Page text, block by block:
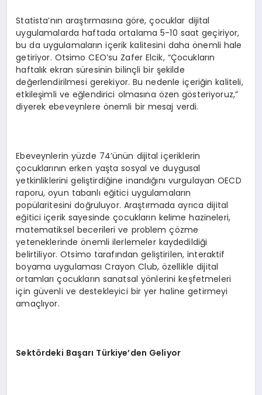
Statista’nın araştırmasına göre, çocuklar dijital
uygulamalarda haftada ortalama 5-10 saat geçiriyor,
bu da uygulamaların içerik kalitesini daha önemli hale
getiriyor. Otsimo CEO’su Zafer Elcik, “Çocukların
haftalık ekran süresinin bilinçli bir şekilde
değerlendirilmesi gerekiyor. Bu nedenle içeriğin kaliteli,
etkileşimli ve eğlendirici olmasına özen gösteriyoruz,”
diyerek ebeveynlere önemli bir mesaj verdi.
Ebeveynlerin yüzde 74’ünün dijital içeriklerin
çocuklarının erken yaşta sosyal ve duygusal
yetkinliklerini geliştirdiğine inandığını vurgulayan OECD
raporu, oyun tabanlı eğitici uygulamaların
popülaritesini doğruluyor. Araştırmada ayrıca dijital
eğitici içerik sayesinde çocukların kelime hazineleri,
matematiksel becerileri ve problem çözme
yeteneklerinde önemli ilerlemeler kaydedildiği
belirtiliyor. Otsimo tarafından geliştirilen, interaktif
boyama uygulaması Crayon Club, özellikle dijital
ortamları çocukların sanatsal yönlerini keşfetmeleri
için güvenli ve destekleyici bir yer haline getirmeyi
amaçlıyor.
Sektördeki Başarı Türkiye’den Geliyor